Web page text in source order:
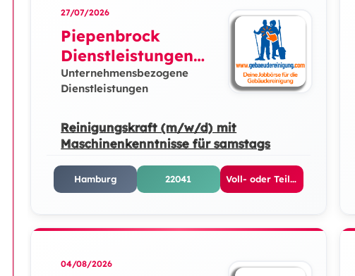
27/07/2026
Piepenbrock
Dienstleistungen
GmbH + Co. KG
Unternehmensbezogene
Dienstleistungen
Reinigungskraft (m/w/d) mit
Maschinenkenntnisse für samstags
Hamburg 22041 Voll- oder Teilzeit
04/08/2026